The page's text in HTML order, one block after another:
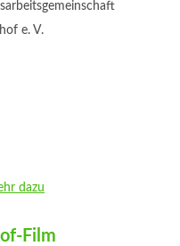
e. V.
dazu
Film